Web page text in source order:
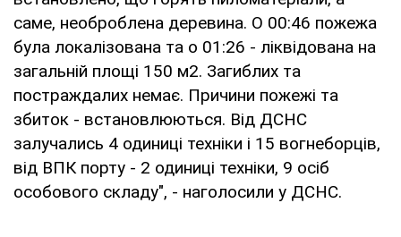
саме, необроблена деревина. О 00:46 пожежа
була локалізована та о 01:26 - ліквідована на
загальній площі 150 м2. Загиблих та
постраждалих немає. Причини пожежі та
збиток - встановлюються. Від ДСНС
залучались 4 одиниці техніки і 15 вогнеборців,
від ВПК порту - 2 одиниці техніки, 9 осіб
особового складу", - наголосили у ДСНС.